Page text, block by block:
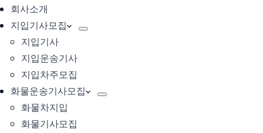
회사소개
지입기사모집
지입기사
지입운송기사
지입차주모집
화물운송기사모집
화물차지입
화물기사모집